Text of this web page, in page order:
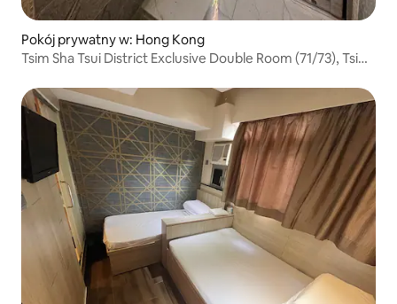
Pokój prywatny w: Hong Kong
Tsim Sha Tsui District Exclusive Double Room (71/73), Tsim